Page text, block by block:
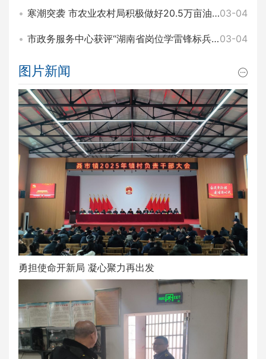
寒潮突袭 市农业农村局积极做好20.5万亩油菜田间管理和防寒工作03-04
市政务服务中心获评“湖南省岗位学雷锋标兵集体”称号03-04
图片新闻
勇担使命开新局 凝心聚力再出发